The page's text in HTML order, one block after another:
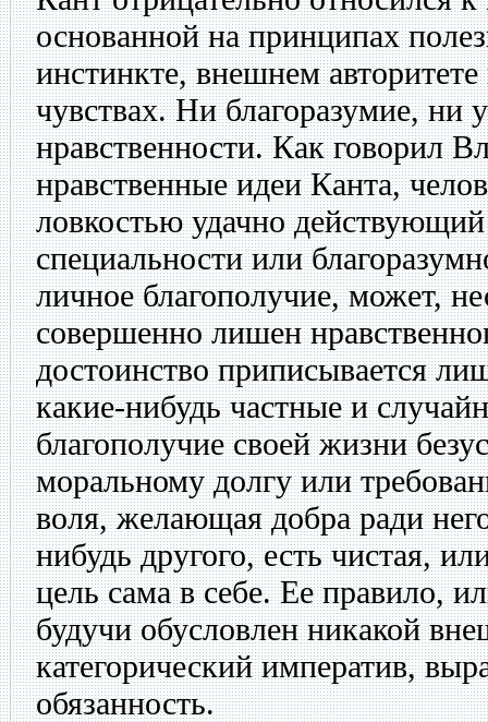
основанной на принципах
инстинкте, внешнем
чувствах. Ни благоразумие, ни
нравственности. Как говорил
нравственные идеи Канта,
ловкостью удачно
специальности или
личное благополучие, может,
совершенно лишен
достоинство приписывается
какие-нибудь частные и
благополучие своей жизни
моральному долгу или
воля, желающая добра ради
нибудь другого, есть чистая,
цель сама в себе. Ее правило,
будучи обусловлен никакой
категорический императив,
обязанность.